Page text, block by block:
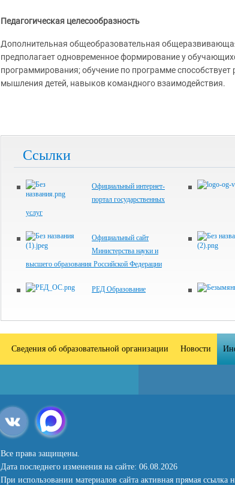
Педагогическая целесообразность
Дополнительная общеобразовательная
предполагает одновременное формирование у
программирования; обучение по программе способствует
мышления детей, навыков командного взаимодействия.
Ссылки
Официальный интернет-
портал государственных
услуг
Официальный сайт
Министерства науки и
высшего образования Российской Федерации
РЕД Образование
Сведения об образовательной организации Новости
Все права защищены.
Дата последнего изменения на сайте: 06.08.2026
При использовании материалов сайта активная прямая ссылка